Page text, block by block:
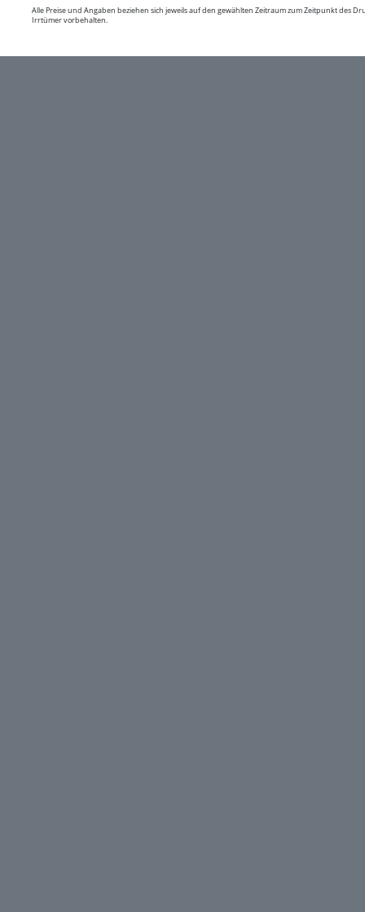
Alle Preise und Angaben beziehen sich jeweils auf den gewählten Zeitraum zum Zeitpunkt des
Irrtümer vorbehalten.